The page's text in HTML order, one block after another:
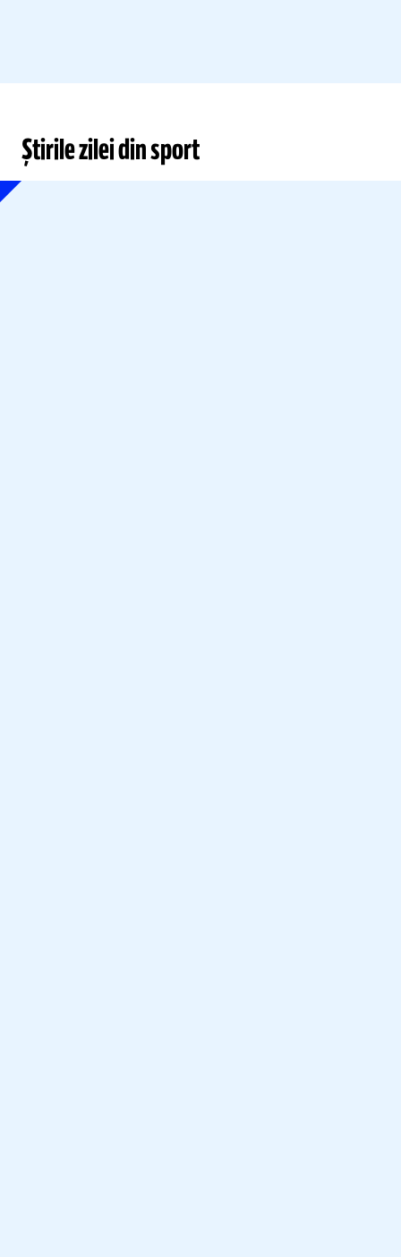
Știrile zilei din sport